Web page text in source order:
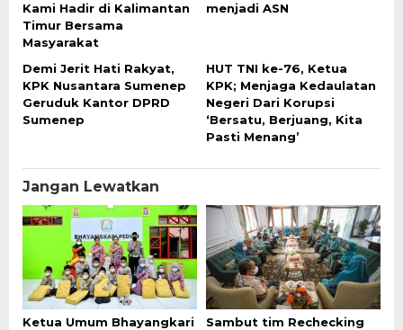
Kami Hadir di Kalimantan
Timur Bersama
Masyarakat
menjadi ASN
Demi Jerit Hati Rakyat,
KPK Nusantara Sumenep
Geruduk Kantor DPRD
Sumenep
HUT TNI ke-76, Ketua
KPK; Menjaga Kedaulatan
Negeri Dari Korupsi
‘Bersatu, Berjuang, Kita
Pasti Menang’
Jangan Lewatkan
Ketua Umum Bhayangkari
Sambut tim Rechecking